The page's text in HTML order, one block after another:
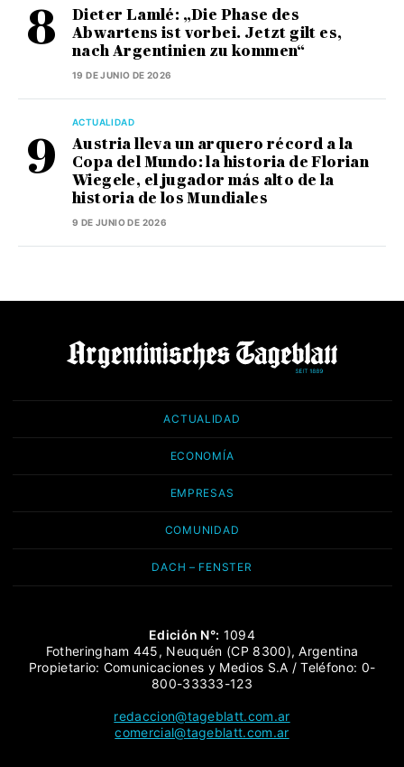
Dieter Lamlé: „Die Phase des
Abwartens ist vorbei. Jetzt gilt es,
nach Argentinien zu kommen“
19 DE JUNIO DE 2026
ACTUALIDAD
Austria lleva un arquero récord a la
Copa del Mundo: la historia de Florian
Wiegele, el jugador más alto de la
historia de los Mundiales
9 DE JUNIO DE 2026
ACTUALIDAD
ECONOMÍA
EMPRESAS
COMUNIDAD
DACH – FENSTER
Edición N°: 1094
Fotheringham 445, Neuquén (CP 8300), Argentina
Propietario: Comunicaciones y Medios S.A / Teléfono: 0-
800-33333-123
redaccion@tageblatt.com.ar
comercial@tageblatt.com.ar